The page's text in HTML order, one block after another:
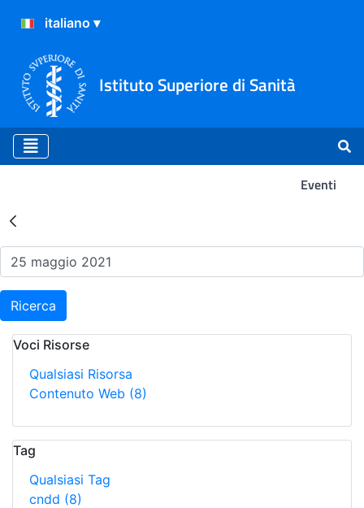
Istituto Superiore di Sanità
Eventi
Risultati della Ricerca -
Ricerca
Voci Risorse
Qualsiasi Risorsa
Contenuto Web (8)
Tag
Qualsiasi Tag
cndd (8)